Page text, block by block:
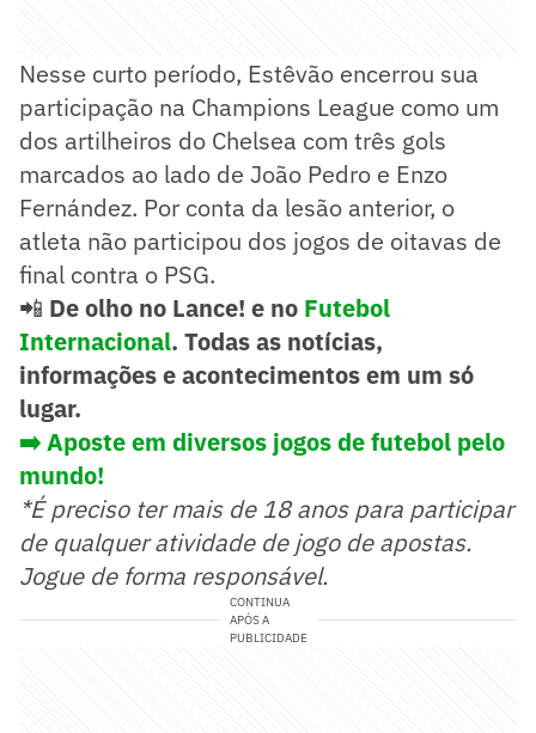
Nesse curto período, Estêvão encerrou sua
participação na Champions League como um
dos artilheiros do Chelsea com três gols
marcados ao lado de João Pedro e Enzo
Fernández. Por conta da lesão anterior, o
atleta não participou dos jogos de oitavas de
final contra o PSG.
📲 De olho no Lance! e no Futebol
Internacional. Todas as notícias,
informações e acontecimentos em um só
lugar.
➡️ Aposte em diversos jogos de futebol pelo
mundo!
*É preciso ter mais de 18 anos para participar
de qualquer atividade de jogo de apostas.
Jogue de forma responsável.
CONTINUA
APÓS A
PUBLICIDADE